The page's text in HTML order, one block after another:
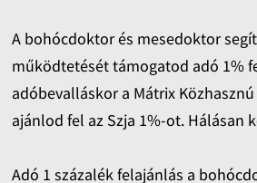
A bohócdoktor és mesedoktor
működtetését támogatod adó 1%
adóbevalláskor a Mátrix
ajánlod fel az Szja 1%-ot. Hálásan
Adó 1 százalék felajánlás a